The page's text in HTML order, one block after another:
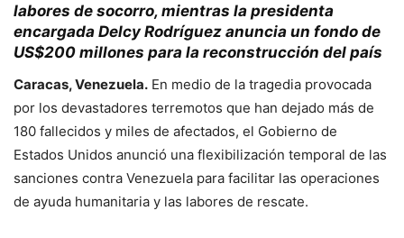
labores de socorro, mientras la presidenta
encargada Delcy Rodríguez anuncia un fondo de
US$200 millones para la reconstrucción del país
Caracas, Venezuela. En medio de la tragedia provocada
por los devastadores terremotos que han dejado más de
180 fallecidos y miles de afectados, el Gobierno de
Estados Unidos anunció una flexibilización temporal de las
sanciones contra Venezuela para facilitar las operaciones
de ayuda humanitaria y las labores de rescate.